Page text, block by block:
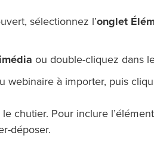
sélectionnez l’onglet
ou double-cliquez dans
webinaire à importer, puis
chutier. Pour inclure
déposer.